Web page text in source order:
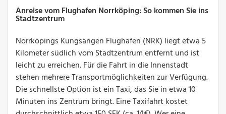
Anreise vom Flughafen Norrköping: So kommen Sie ins
Stadtzentrum
Norrköpings Kungsängen Flughafen (NRK) liegt etwa 5
Kilometer südlich vom Stadtzentrum entfernt und ist
leicht zu erreichen. Für die Fahrt in die Innenstadt
stehen mehrere Transportmöglichkeiten zur Verfügung.
Die schnellste Option ist ein Taxi, das Sie in etwa 10
Minuten ins Zentrum bringt. Eine Taxifahrt kostet